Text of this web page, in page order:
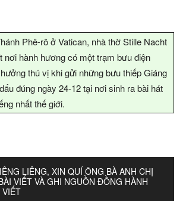
Phê-rô ở Vatican, nhà thờ Stille Nacht
nơi hành hương có một trạm bưu điện
thú vị khi gửi những bưu thiếp Giáng
đúng ngày 24-12 tại nơi sinh ra bài hát
nhất thế giới.
LIÊNG, XIN QUÍ ÔNG BÀ ANH CHỊ
VIẾT VÀ GHI NGUỒN ĐỒNG HÀNH
VIẾT